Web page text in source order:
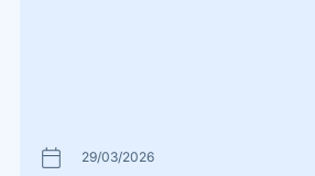
calendar_today 29/03/2026